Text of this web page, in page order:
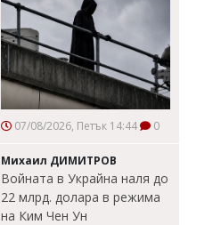
07/08/2026, Петък 14:44 0
Михаил ДИМИТРОВ
Войната в Украйна наля до
22 млрд. долара в режима
на Ким Чен Ун